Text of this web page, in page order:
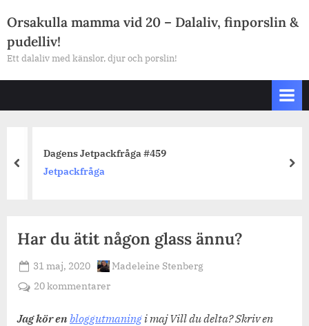
to
content
Orsakulla mamma vid 20 – Dalaliv, finporslin &
pudelliv!
Ett dalaliv med känslor, djur och porslin!
Dagens Jetpackfråga #459
Jetpackfråga
prev
Har du ätit någon glass ännu?
Posted
on
31 maj, 2020 By
Madeleine Stenberg
20 kommentarertill
du
Jag kör enbloggutmaning i maj Vill du delta? Skriv en